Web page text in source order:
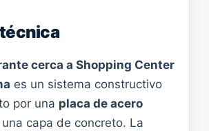
cerca a Shopping Center
es un sistema constructivo
por una placa de acero
capa de concreto. La